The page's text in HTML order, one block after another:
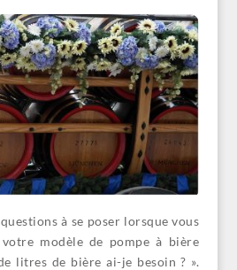
à se poser lorsque vous
votre modèle de pompe à bière
litres de bière ai-je besoin ? ».